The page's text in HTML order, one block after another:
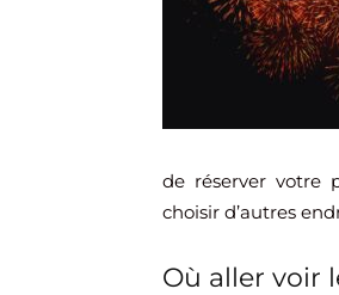
de réserver votre
choisir d’autres
​Où aller voir